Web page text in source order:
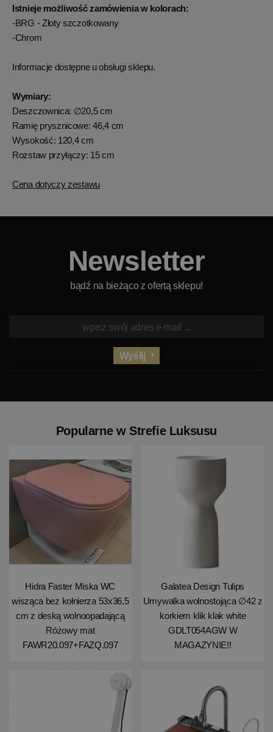
Istnieje możliwość zamówienia w kolorach:
-BRG - Złoty szczotkowany
-Chrom
Informacje dostępne u obsługi sklepu.
Wymiary:
Deszczownica: ∅20,5 cm
Ramię prysznicowe: 46,4 cm
Wysokość: 120,4 cm
Rozstaw przyłączy: 15 cm
Cena dotyczy zestawu
Newsletter
bądź na bieżąco z ofertą sklepu!
Wyślij
Popularne w Strefie Luksusu
Hidra Faster Miska WC
wisząca bez kołnierza 53x36,5
cm z deską wolnoopadającą
Różowy mat
FAWR20.097+FAZQ.097
Galatea Design Tulips
Umywalka wolnostojąca ∅42 z
korkiem klik klak white
GDLT054AGW W
MAGAZYNIE!!